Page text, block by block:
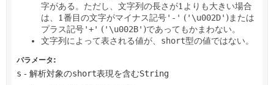
字がある。ただし、文字列の長さが1よりも大きい場合
は、1番目の文字がマイナス記号'-' ('\u002D' )または
プラス記号'+' ('\u002B' )であってもかまわない。
文字列によって表される値が、 short型の値ではない。
パラメータ:
s - 解析対象のshort表現を含むString